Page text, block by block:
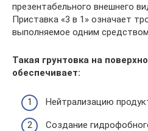
презентабельного внешнего
Приставка «3 в 1» означает
выполняемое одним средством.
Такая грунтовка на
обеспечивает:
Нейтрализацию
Создание